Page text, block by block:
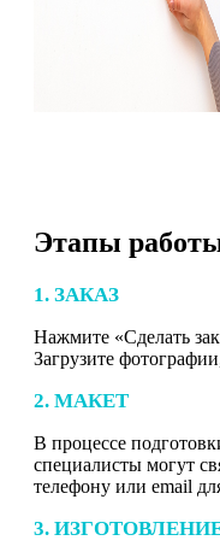
Этапы
1. ЗАКАЗ
Нажмите «Сделать
Загрузите
2. МАКЕТ
В процессе
специалисты могут
телефону или email
3.